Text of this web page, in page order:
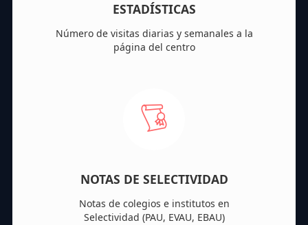
ESTADÍSTICAS
Número de visitas diarias y semanales a la
página del centro
NOTAS DE SELECTIVIDAD
Notas de colegios e institutos en
Selectividad (PAU, EVAU, EBAU)